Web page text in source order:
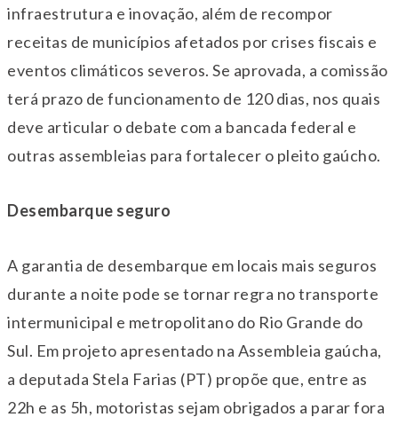
infraestrutura e inovação, além de recompor
receitas de municípios afetados por crises fiscais e
eventos climáticos severos. Se aprovada, a comissão
terá prazo de funcionamento de 120 dias, nos quais
deve articular o debate com a bancada federal e
outras assembleias para fortalecer o pleito gaúcho.
Desembarque seguro
A garantia de desembarque em locais mais seguros
durante a noite pode se tornar regra no transporte
intermunicipal e metropolitano do Rio Grande do
Sul. Em projeto apresentado na Assembleia gaúcha,
a deputada Stela Farias (PT) propõe que, entre as
22h e as 5h, motoristas sejam obrigados a parar fora